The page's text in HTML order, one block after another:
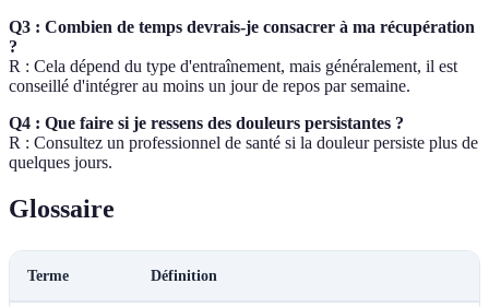
Q3 : Combien de temps devrais-je consacrer à ma récupération
?
R : Cela dépend du type d'entraînement, mais généralement, il est
conseillé d'intégrer au moins un jour de repos par semaine.
Q4 : Que faire si je ressens des douleurs persistantes ?
R : Consultez un professionnel de santé si la douleur persiste plus de
quelques jours.
Glossaire
Terme Définition